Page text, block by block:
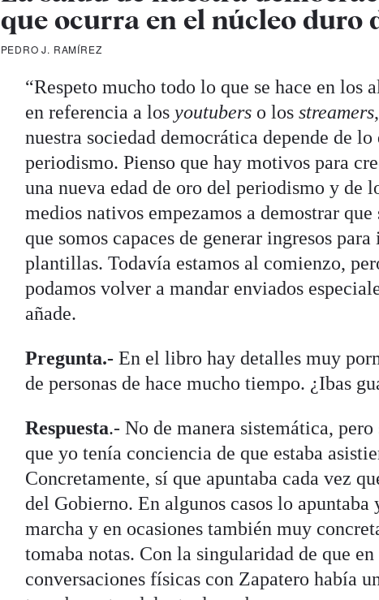
que ocurra en el núcleo duro
PEDRO J. RAMÍREZ
“Respeto mucho todo lo que se hace en los
en referencia a los youtubers o los streamers
nuestra sociedad democrática depende de
periodismo. Pienso que hay motivos para
una nueva edad de oro del periodismo y de
medios nativos empezamos a demostrar que
que somos capaces de generar ingresos
plantillas. Todavía estamos al comienzo,
podamos volver a mandar enviados
añade.
Pregunta.- En el libro hay detalles muy
de personas de hace mucho tiempo. ¿Ibas
Respuesta.- No de manera sistemática, pero
que yo tenía conciencia de que estaba
Concretamente, sí que apuntaba cada vez
del Gobierno. En algunos casos lo
marcha y en ocasiones también muy
tomaba notas. Con la singularidad de que
conversaciones físicas con Zapatero había